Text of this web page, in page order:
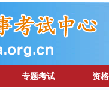
专题考试 资